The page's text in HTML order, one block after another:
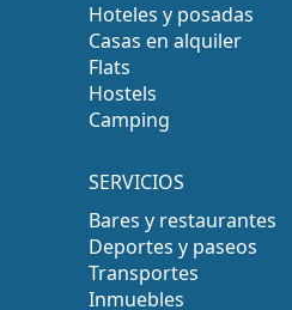
Hoteles y posadas
Casas en alquiler
Flats
Hostels
Camping
SERVICIOS
Bares y restaurantes
Deportes y paseos
Transportes
Inmuebles